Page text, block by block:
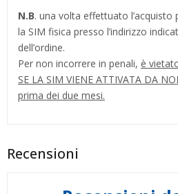
N.B. una volta effettuato l’acquisto
la SIM fisica presso l’indirizzo
dell’ordine.
Per non incorrere in penali, è
SE LA SIM VIENE ATTIVATA DA
prima dei due mesi.
Recensioni